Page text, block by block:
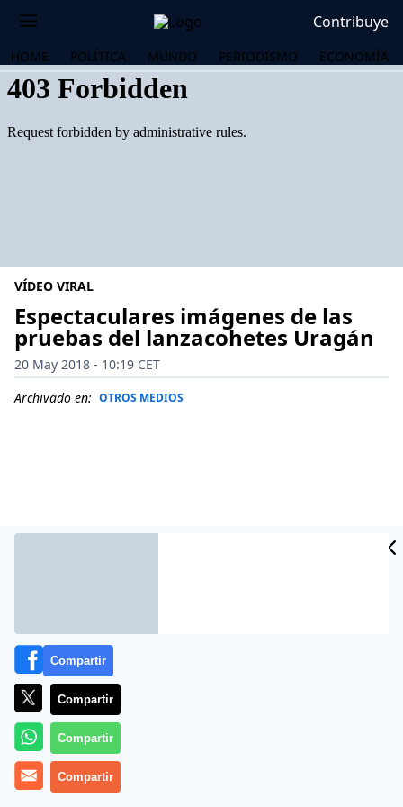
Contribuye
HOME POLÍTICA MUNDO PERIODISMO ECONOMÍA
VÍDEO VIRAL
Espectaculares imágenes de las
pruebas del lanzacohetes Uragán
20 May 2018 - 10:19 CET
Archivado en: OTROS MEDIOS
Arrancan las pruebas del lanzacohetes Uragán en
Rusia
Compartir
Compartir
Compartir
Compartir